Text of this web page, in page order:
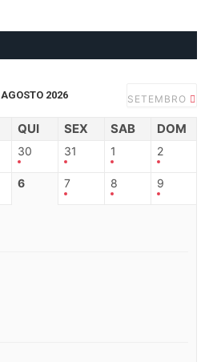
AGOSTO 2026 SETEMBRO
QUI SEX SAB DOM
30 31 1 2
6 7 8 9